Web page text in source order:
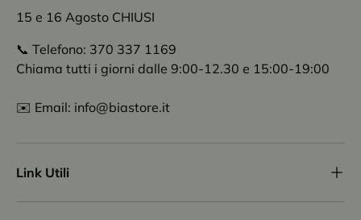
15 e 16 Agosto CHIUSI
📞 Telefono: 370 337 1169
Chiama tutti i giorni dalle 9:00-12.30 e 15:00-19:00
✉️ Email: info@biastore.it
Link Utili